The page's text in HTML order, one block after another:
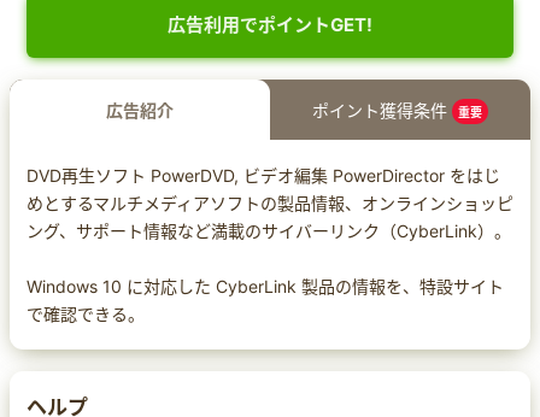
広告利用でポイントGET!
広告紹介 ポイント獲得条件 重要
DVD再生ソフト PowerDVD, ビデオ編集 PowerDirector をはじ
めとするマルチメディアソフトの製品情報、オンラインショッピ
ング、サポート情報など満載のサイバーリンク（CyberLink）。
Windows 10 に対応した CyberLink 製品の情報を、特設サイト
で確認できる。
ヘルプ